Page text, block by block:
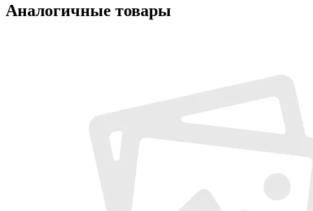
Аналогичные товары